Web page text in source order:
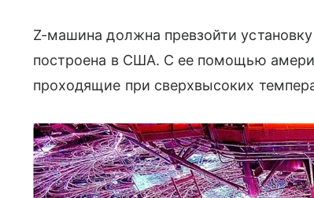
Z-машина должна превзойти
построена в США. С ее помощью
проходящие при сверхвысоких